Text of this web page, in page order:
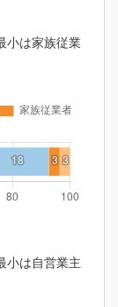
小は家族従業
小は自営業主